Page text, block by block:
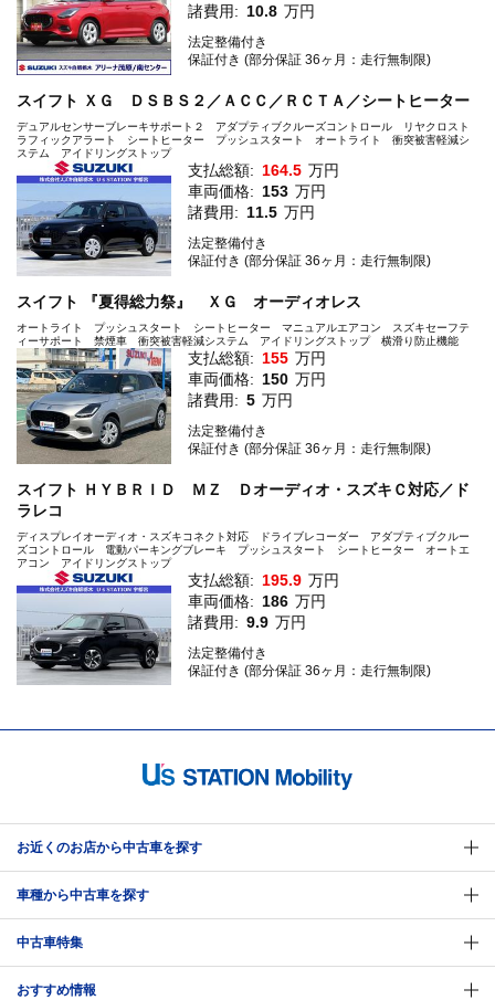
諸費用: 10.8 万円
法定整備付き
保証付き (部分保証 36ヶ月：走行無制限)
スイフト ＸＧ ＤＳＢＳ２／ＡＣＣ／ＲＣＴＡ／シートヒーター
デュアルセンサーブレーキサポート２ アダプティブクルーズコントロール リヤクロスト
ラフィックアラート シートヒーター プッシュスタート オートライト 衝突被害軽減シ
ステム アイドリングストップ
支払総額: 164.5 万円
車両価格: 153 万円
諸費用: 11.5 万円
法定整備付き
保証付き (部分保証 36ヶ月：走行無制限)
スイフト 『夏得総力祭』 ＸＧ オーディオレス
オートライト プッシュスタート シートヒーター マニュアルエアコン スズキセーフテ
ィーサポート 禁煙車 衝突被害軽減システム アイドリングストップ 横滑り防止機能
支払総額: 155 万円
車両価格: 150 万円
諸費用: 5 万円
法定整備付き
保証付き (部分保証 36ヶ月：走行無制限)
スイフト ＨＹＢＲＩＤ ＭＺ Ｄオーディオ・スズキＣ対応／ド
ラレコ
ディスプレイオーディオ・スズキコネクト対応 ドライブレコーダー アダプティブクルー
ズコントロール 電動パーキングブレーキ プッシュスタート シートヒーター オートエ
アコン アイドリングストップ
支払総額: 195.9 万円
車両価格: 186 万円
諸費用: 9.9 万円
法定整備付き
保証付き (部分保証 36ヶ月：走行無制限)
お近くのお店から中古車を探す
車種から中古車を探す
中古車特集
おすすめ情報